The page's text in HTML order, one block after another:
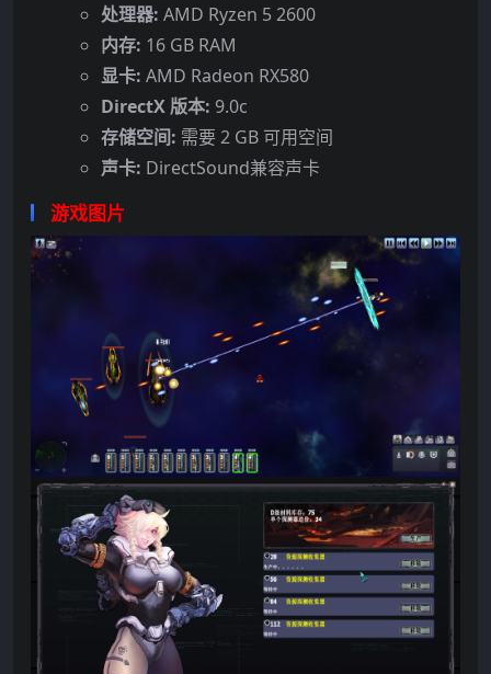
处理器: AMD Ryzen 5 2600
内存: 16 GB RAM
显卡: AMD Radeon RX580
DirectX 版本: 9.0c
存储空间: 需要 2 GB 可用空间
声卡: DirectSound兼容声卡
游戏图片